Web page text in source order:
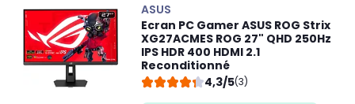
ASUS
Ecran PC Gamer ASUS ROG Strix
XG27ACMES ROG 27" QHD 250Hz
IPS HDR 400 HDMI 2.1
Reconditionné
4,3/5(3)